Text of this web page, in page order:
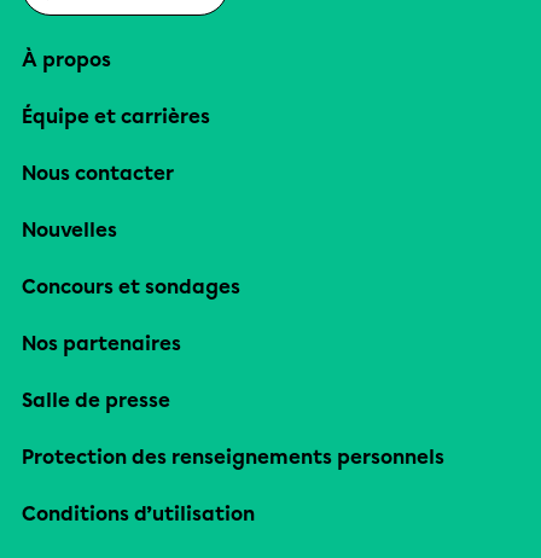
À propos
Équipe et carrières
Nous contacter
Nouvelles
Concours et sondages
Nos partenaires
Salle de presse
Protection des renseignements personnels
Conditions d’utilisation